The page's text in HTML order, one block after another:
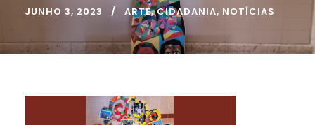
JUNHO 3, 2023 ARTE, CIDADANIA, NOTÍCIAS